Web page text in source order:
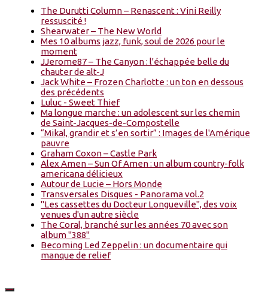
The Durutti Column – Renascent : Vini Reilly
ressuscité !
Shearwater – The New World
Mes 10 albums jazz, funk, soul de 2026 pour le
moment
JJerome87 – The Canyon : l'échappée belle du
chauter de alt-J
Jack White – Frozen Charlotte : un ton en dessous
des précédents
Luluc - Sweet Thief
Ma longue marche : un adolescent sur les chemin
de Saint-Jacques-de-Compostelle
“Mikal, grandir et s’en sortir” : Images de l'Amérique
pauvre
Graham Coxon – Castle Park
Alex Amen – Sun Of Amen : un album country-folk
americana délicieux
Autour de Lucie – Hors Monde
Transversales Disques - Panorama vol.2
"Les cassettes du Docteur Longueville", des voix
venues d'un autre siècle
The Coral, branché sur les années 70 avec son
album "388"
Becoming Led Zeppelin : un documentaire qui
manque de relief